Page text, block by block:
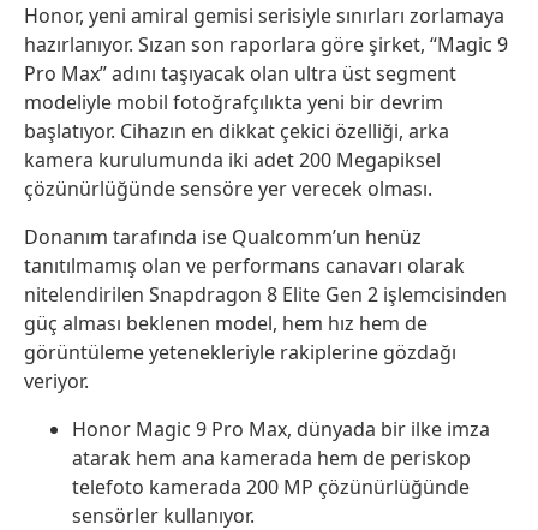
Honor, yeni amiral gemisi serisiyle sınırları zorlamaya
hazırlanıyor. Sızan son raporlara göre şirket, “Magic 9
Pro Max” adını taşıyacak olan ultra üst segment
modeliyle mobil fotoğrafçılıkta yeni bir devrim
başlatıyor. Cihazın en dikkat çekici özelliği, arka
kamera kurulumunda iki adet 200 Megapiksel
çözünürlüğünde sensöre yer verecek olması.
Donanım tarafında ise Qualcomm’un henüz
tanıtılmamış olan ve performans canavarı olarak
nitelendirilen Snapdragon 8 Elite Gen 2 işlemcisinden
güç alması beklenen model, hem hız hem de
görüntüleme yetenekleriyle rakiplerine gözdağı
veriyor.
Honor Magic 9 Pro Max, dünyada bir ilke imza
atarak hem ana kamerada hem de periskop
telefoto kamerada 200 MP çözünürlüğünde
sensörler kullanıyor.